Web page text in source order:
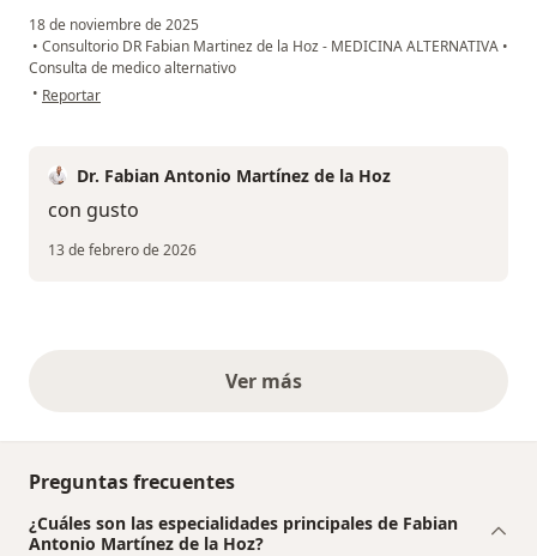
18 de noviembre de 2025
• Consultorio DR Fabian Martinez de la Hoz - MEDICINA ALTERNATIVA •
Consulta de medico alternativo
• en opinión del usuario Sergio pantoja
Reportar
Dr. Fabian Antonio Martínez de la Hoz
con gusto
13 de febrero de 2026
Ver másopiniones anteriores
Preguntas frecuentes
¿Cuáles son las especialidades principales de Fabian
Antonio Martínez de la Hoz?